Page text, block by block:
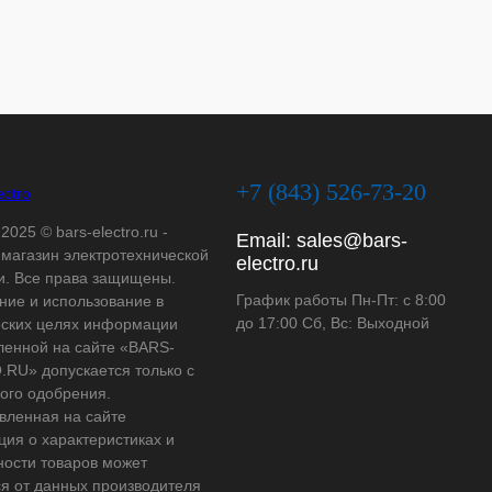
© bars-electro.ru -
электротехнической
Все права защищены.
и использование в
целях информации
на сайте «BARS-
допускается только с
одобрения.
на сайте
о характеристиках и
товаров может
от данных производителя
+7 (843) 526-73-20
Email: sales@bars-
electro.ru
График работы Пн-Пт: с 8:00
до 17:00 Сб, Вс: Выходной